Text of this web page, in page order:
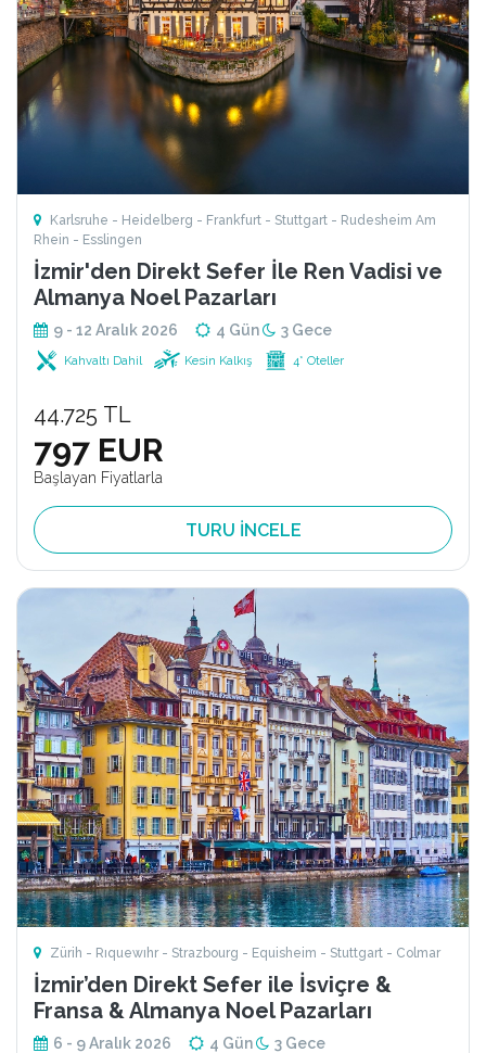
Karlsruhe - Heidelberg - Frankfurt - Stuttgart - Rudesheim Am
Rhein - Esslingen
İzmir'den Direkt Sefer İle Ren Vadisi ve
Almanya Noel Pazarları
9 - 12 Aralık 2026 4 Gün 3 Gece
Kahvaltı Dahil Kesin Kalkış 4* Oteller
44.725 TL
797 EUR
Başlayan Fiyatlarla
TURU İNCELE
Zürih - Rıquewıhr - Strazbourg - Equisheim - Stuttgart - Colmar
İzmir’den Direkt Sefer ile İsviçre &
Fransa & Almanya Noel Pazarları
6 - 9 Aralık 2026 4 Gün 3 Gece